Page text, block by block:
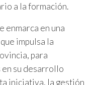
a la formación.
enmarca en una
impulsa la
para
en su desarrollo
iniciativa, la gestión